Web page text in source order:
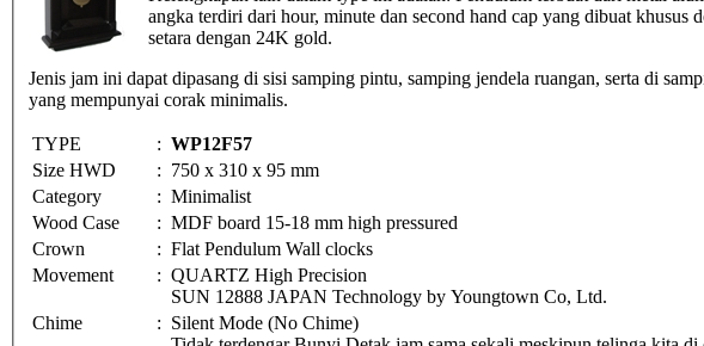
angka terdiri dari hour, minute dan second hand cap yang dibuat khusus
setara dengan 24K gold.
Jenis jam ini dapat dipasang di sisi samping pintu, samping jendela ruangan, serta di
yang mempunyai corak minimalis.
TYPE : WP12F57
Size HWD
: 750 x 310 x 95 mm
Category
: Minimalist
Wood Case
: MDF board 15-18 mm high pressured
Crown
: Flat Pendulum Wall clocks
Movement
: QUARTZ High Precision
SUN 12888 JAPAN Technology by Youngtown Co, Ltd.
Chime
: Silent Mode (No Chime)